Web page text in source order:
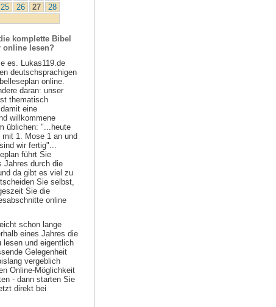
25 26 27
28
komplette Bibel
online lesen?
es. Lukas119.de
deutschsprachigen
online.
daran: unser
thematisch
eine
willkommene
üblichen: "...heute
mit 1. Mose 1 an und
wir fertig"...
führt Sie
Jahres durch die
da gibt es viel zu
Sie selbst,
Sie die
online
schon lange
eines Jahres die
lesen und eigentlich
Gelegenheit
vergeblich
Online-Möglichkeit
- dann starten Sie
direkt bei